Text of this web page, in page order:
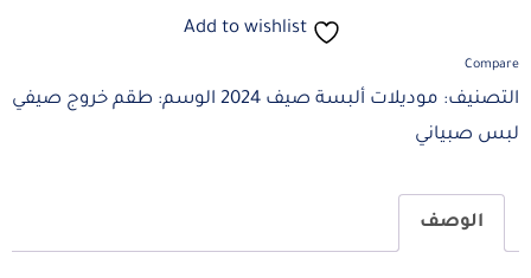
Add to wishlist
Compare
التصنيف: موديلات ألبسة صيف 2024 الوسم: طقم خروج صيفي
لبس صبياني
الوصف